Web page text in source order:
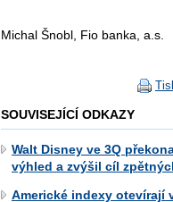
Michal Šnobl, Fio banka, a.s.
SOUVISEJÍCÍ ODKAZY
Walt Disney ve 3Q
výhled a zvýšil cíl
Americké indexy otevírají